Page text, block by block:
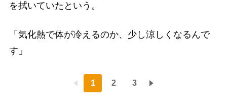
を拭いていたという。
「気化熱で体が冷えるのか、少し涼しくなるんで
す」
1 2 3